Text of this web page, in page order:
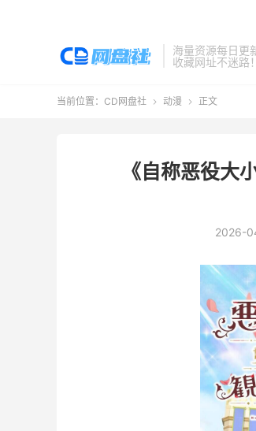
海量资源每日更
收藏网址不迷路！
当前位置： CD网盘社  动漫  正文
《自称恶役大
2026-